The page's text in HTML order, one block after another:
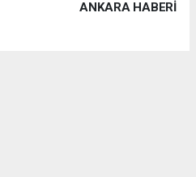
ANKARA HABERİ